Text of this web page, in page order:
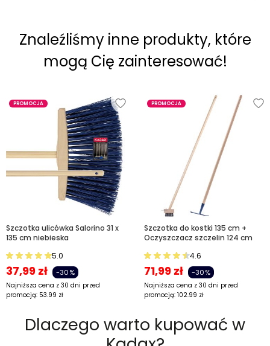
Znaleźliśmy inne produkty, które
mogą Cię zainteresować!
PROMOCJA
Szczotka ulicówka Salorino 31 x
135 cm niebieska
5.0
37,99 zł -30%
Najniższa cena z 30 dni przed
promocją: 53.99 zł
PROMOCJA
Szczotka do kostki 135 cm +
Oczyszczacz szczelin 124 cm
4.6
71,99 zł -30%
Najniższa cena z 30 dni przed
promocją: 102.99 zł
Dlaczego warto kupować w